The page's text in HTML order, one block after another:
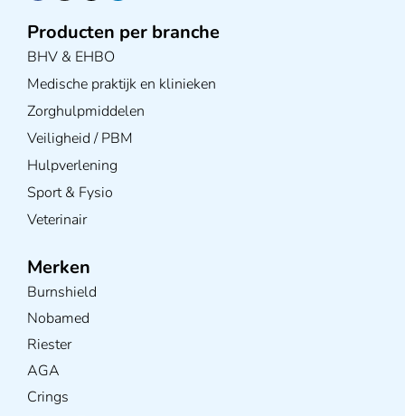
Producten per branche
BHV & EHBO
Medische praktijk en klinieken
Zorghulpmiddelen
Veiligheid / PBM
Hulpverlening
Sport & Fysio
Veterinair
Merken
Burnshield
Nobamed
Riester
AGA
Crings